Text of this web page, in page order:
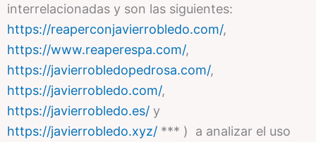
interrelacionadas y son las siguientes:
https://reaperconjavierrobledo.com/,
https://www.reaperespa.com/,
https://javierrobledopedrosa.com/,
https://javierrobledo.com/,
https://javierrobledo.es/ y
https://javierrobledo.xyz/ *** ) a analizar el uso